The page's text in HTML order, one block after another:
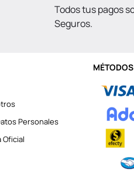
Todos tus pagos
Seguros.
Personales
Oficial